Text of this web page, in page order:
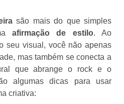
são mais do que simples
afirmação de estilo. Ao
seu visual, você não apenas
mas também se conecta a
que abrange o rock e o
algumas dicas para usar
criativa: